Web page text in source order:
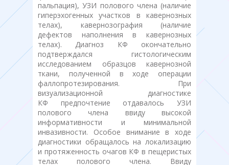
пальпация), УЗИ полового члена (наличие
гиперэхогенных участков в кавернозных
телах), кавернозография (наличие
дефектов наполнения в кавернозных
телах). Диагноз КФ окончательно
подтверждался гистологическим
исследованием образцов кавернозной
ткани, полученной в ходе операции
фаллопротезирования. При
визуализационной диагностике
КФ предпочтение отдавалось УЗИ
полового члена ввиду высокой
информативности и минимальной
инвазивности. Особое внимание в ходе
диагностики обращалось на локализацию
и протяженность очагов КФ в пещеристых
телах полового члена. Ввиду